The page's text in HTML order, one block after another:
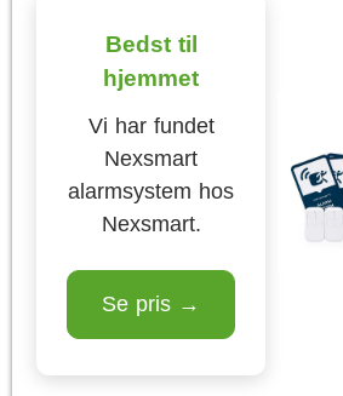
Bedst til
hjemmet
Vi har fundet
Nexsmart
alarmsystem hos
Nexsmart.
Se pris →